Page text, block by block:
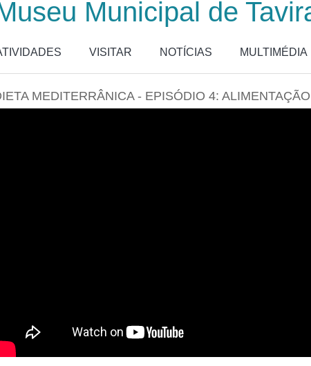
Municipal de
VISITAR NOTÍCIAS MULTIMÉDIA
MEDITERRÂNICA - EPISÓDIO 4: